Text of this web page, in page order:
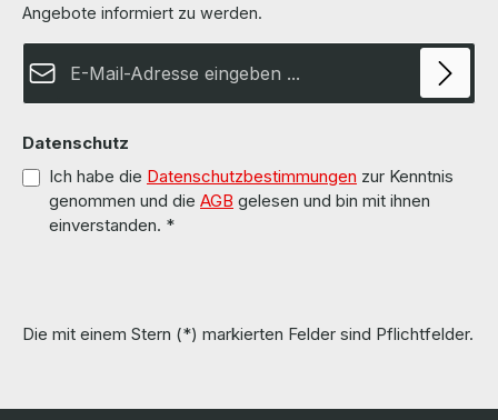
Angebote informiert zu werden.
Datenschutz
Ich habe die Datenschutzbestimmungen zur Kenntnis
genommen und die AGB gelesen und bin mit ihnen
einverstanden. *
Die mit einem Stern (*) markierten Felder sind Pflichtfelder.